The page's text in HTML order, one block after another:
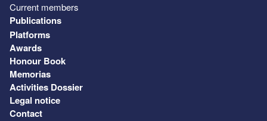
Current members
Publications
Platforms
Awards
Honour Book
Memorias
Activities Dossier
Legal notice
Contact